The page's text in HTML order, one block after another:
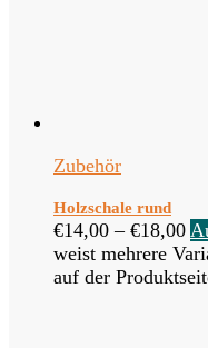
Zubehör
Holzschale rund
€14,00 – €18,00
weist mehrere
auf der